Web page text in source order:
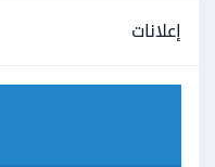
إعلانات